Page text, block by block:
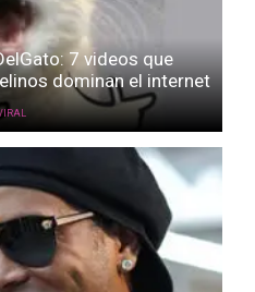
7 videos que
dominan el internet